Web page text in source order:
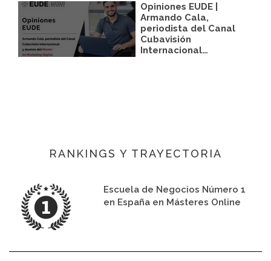
Opiniones EUDE |
Armando Cala,
periodista del Canal
Cubavisión
Internacional…
RANKINGS Y TRAYECTORIA
Escuela de Negocios Número 1
en España en Másteres Online